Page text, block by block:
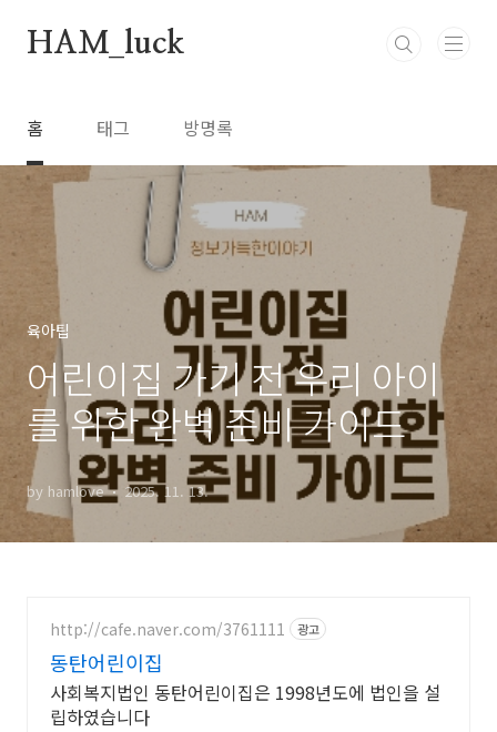
HAM_luck
홈 태그 방명록
육아팁
어린이집 가기 전 우리 아이
를 위한 완벽 준비 가이드
by hamlove 2025. 11. 13.
http://cafe.naver.com/3761111 광고
동탄어린이집
사회복지법인 동탄어린이집은 1998년도에 법인을 설
립하였습니다